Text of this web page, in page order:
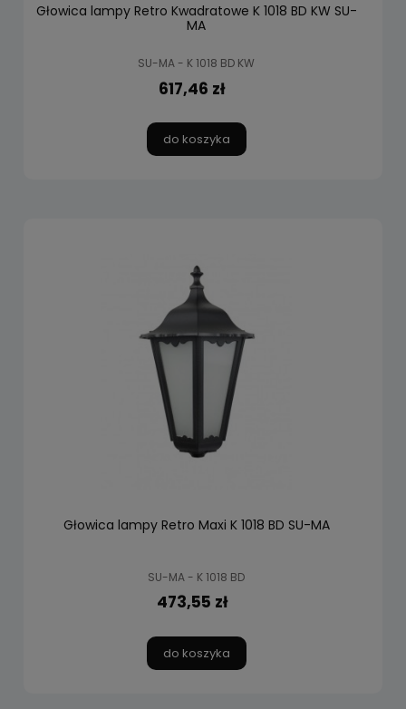
Głowica lampy Retro Kwadratowe K 1018 BD KW SU-
MA
SU-MA - K 1018 BD KW
617,46 zł
do koszyka
Głowica lampy Retro Maxi K 1018 BD SU-MA
SU-MA - K 1018 BD
473,55 zł
do koszyka